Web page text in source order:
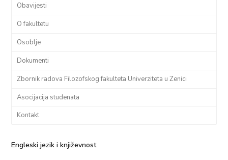
Obavijesti
O fakultetu
Osoblje
Dokumenti
Zbornik radova Filozofskog fakulteta Univerziteta u Zenici
Asocijacija studenata
Kontakt
Engleski jezik i književnost